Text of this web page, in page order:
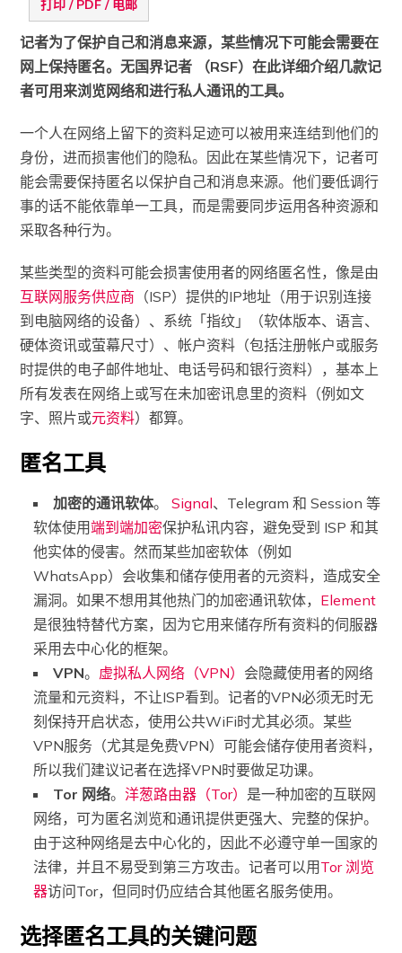
打印 / PDF / 电邮
记者为了保护自己和消息来源，某些情况下可能会需要在
网上保持匿名。无国界记者 （RSF）在此详细介绍几款记
者可用来浏览网络和进行私人通讯的工具。
一个人在网络上留下的资料足迹可以被用来连结到他们的
身份，进而损害他们的隐私。因此在某些情况下，记者可
能会需要保持匿名以保护自己和消息来源。他们要低调行
事的话不能依靠单一工具，而是需要同步运用各种资源和
采取各种行为。
某些类型的资料可能会损害使用者的网络匿名性，像是由
互联网服务供应商 （ISP）提供的IP地址（用于识别连接
到电脑网络的设备）、系统「指纹」（软体版本、语言、
硬体资讯或萤幕尺寸）、帐户资料（包括注册帐户或服务
时提供的电子邮件地址、电话号码和银行资料），基本上
所有发表在网络上或写在未加密讯息里的资料（例如文
字、照片或元资料）都算。
匿名工具
加密的通讯软体。Signal、Telegram 和 Session 等
软体使用端到端加密保护私讯内容，避免受到 ISP 和其
他实体的侵害。然而某些加密软体（例如
WhatsApp）会收集和储存使用者的元资料，造成安全
漏洞。如果不想用其他热门的加密通讯软体， Element
是很独特替代方案，因为它用来储存所有资料的伺服器
采用去中心化的框架。
VPN。 虚拟私人网络（VPN） 会隐藏使用者的网络
流量和元资料，不让ISP看到。记者的VPN必须无时无
刻保持开启状态，使用公共WiFi时尤其必须。某些
VPN服务（尤其是免费VPN）可能会储存使用者资料，
所以我们建议记者在选择VPN时要做足功课。
Tor 网络。洋葱路由器（Tor） 是一种加密的互联网
网络，可为匿名浏览和通讯提供更强大、完整的保护。
由于这种网络是去中心化的，因此不必遵守单一国家的
法律，并且不易受到第三方攻击。记者可以用Tor 浏览
器访问Tor，但同时仍应结合其他匿名服务使用。
选择匿名工具的关键问题